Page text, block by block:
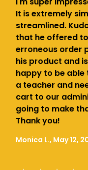
It is extremely
streamlined.
that he offered
erroneous order
his product and
happy to be able
a teacher and
cart to our
going to make
Thank you!
Monica L., May 12,